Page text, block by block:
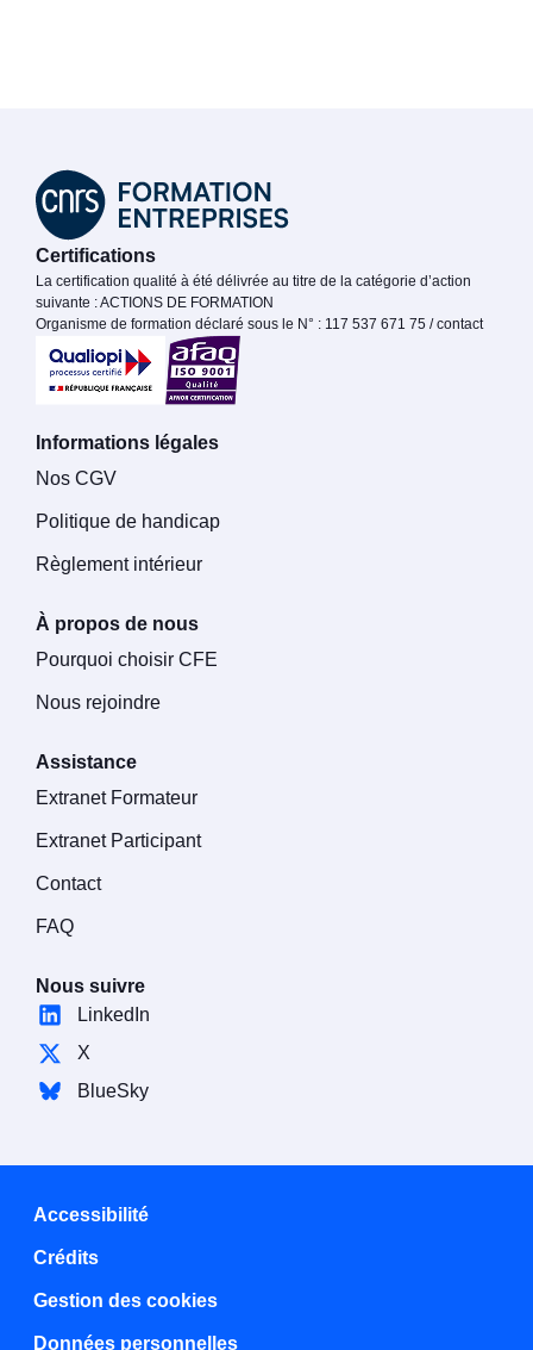
Certifications
La certification qualité à été délivrée au titre de la catégorie d’action
suivante : ACTIONS DE FORMATION
Organisme de formation déclaré sous le N° : 117 537 671 75 / contact
Informations légales
Nos CGV
Politique de handicap
Règlement intérieur
À propos de nous
Pourquoi choisir CFE
Nous rejoindre
Assistance
Extranet Formateur
Extranet Participant
Contact
FAQ
Nous suivre
LinkedIn
X
BlueSky
Accessibilité
Crédits
Gestion des cookies
Données personnelles